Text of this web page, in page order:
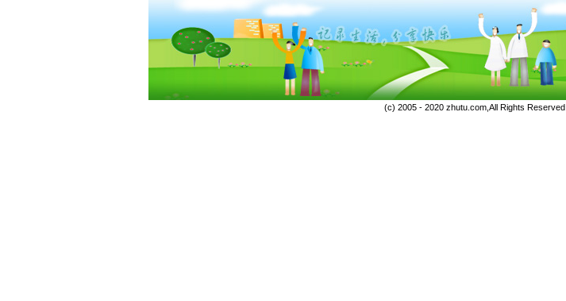
(c) 2005 - 2020 zhutu.com,All Rights Reserved